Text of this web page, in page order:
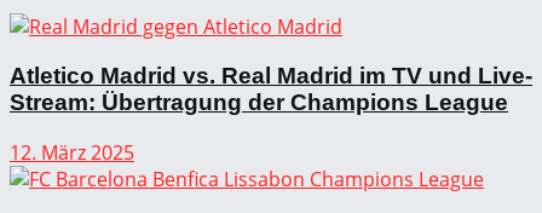
Atletico Madrid vs. Real Madrid im TV und Live-
Stream: Übertragung der Champions League
12. März 2025